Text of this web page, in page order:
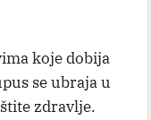
koje dobija
se ubraja u
zdravlje.